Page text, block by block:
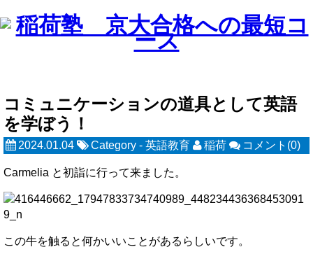
コミュニケーションの道具として英語
を学ぼう！
2024.01.04 Category - 英語教育 稲荷 コメント(0)
Carmelia と初詣に行って来ました。
この牛を触ると何かいいことがあるらしいです。